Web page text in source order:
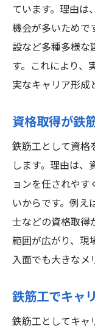
ています。理由は
機会が多いためで
設など多種多様な
す。これにより、
実なキャリア形成
資格取得が鉄
鉄筋工として資格
します。理由は
ョンを任されや
いからです。例
士などの資格取得
範囲が広がり、現
入面でも大きなメ
鉄筋工でキャ
鉄筋工としてキャ